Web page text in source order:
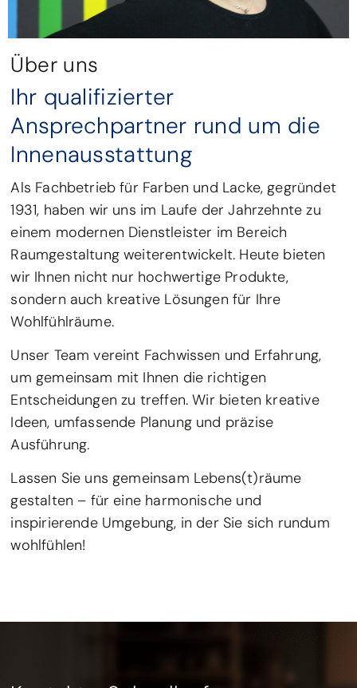
Über uns
Ihr qualifizierter
Ansprechpartner rund um die
Innenausstattung
Als Fachbetrieb für Farben und Lacke, gegründet
1931, haben wir uns im Laufe der Jahrzehnte zu
einem modernen Dienstleister im Bereich
Raumgestaltung weiterentwickelt. Heute bieten
wir Ihnen nicht nur hochwertige Produkte,
sondern auch kreative Lösungen für Ihre
Wohlfühlräume.
Unser Team vereint Fachwissen und Erfahrung,
um gemeinsam mit Ihnen die richtigen
Entscheidungen zu treffen. Wir bieten kreative
Ideen, umfassende Planung und präzise
Ausführung.
Lassen Sie uns gemeinsam Lebens(t)räume
gestalten – für eine harmonische und
inspirierende Umgebung, in der Sie sich rundum
wohlfühlen!